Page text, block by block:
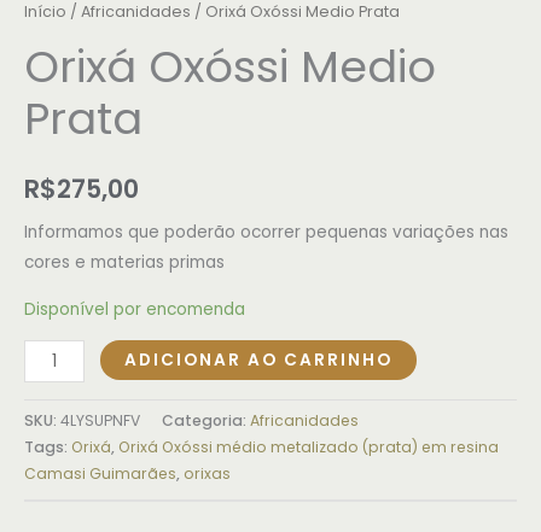
Início / Africanidades / Orixá Oxóssi Medio Prata
Orixá Oxóssi Medio
Prata
R$275,00
Informamos que poderão ocorrer pequenas variações nas
cores e materias primas
Disponível por encomenda
ADICIONAR AO CARRINHO
SKU: 4LYSUPNFV Categoria: Africanidades
Tags: Orixá, Orixá Oxóssi médio metalizado (prata) em resina
Camasi Guimarães, orixas